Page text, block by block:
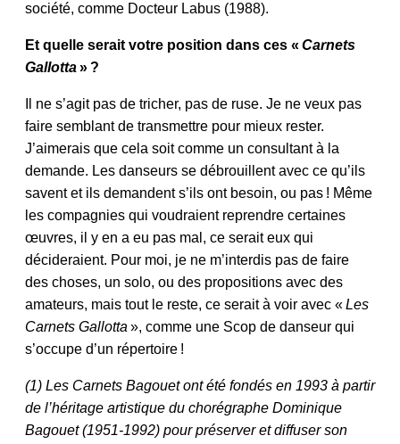
société, comme Docteur Labus (1988).
Et quelle serait votre position dans ces « Carnets
Gallotta» ?
Il ne s’agit pas de tricher, pas de ruse. Je ne veux pas
faire semblant de transmettre pour mieux rester.
J’aimerais que cela soit comme un consultant à la
demande. Les danseurs se débrouillent avec ce qu’ils
savent et ils demandent s’ils ont besoin, ou pas ! Même
les compagnies qui voudraient reprendre certaines
œuvres, il y en a eu pas mal, ce serait eux qui
décideraient. Pour moi, je ne m’interdis pas de faire
des choses, un solo, ou des propositions avec des
amateurs, mais tout le reste, ce serait à voir avec «Les
Carnets Gallotta », comme une Scop de danseur qui
s’occupe d’un répertoire !
(1) Les Carnets Bagouet ont été fondés en 1993 à partir
de l’héritage artistique du chorégraphe Dominique
Bagouet (1951-1992) pour préserver et diffuser son